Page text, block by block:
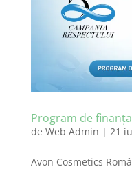
Program de
de Web Admin | 21
Avon Cosmetics